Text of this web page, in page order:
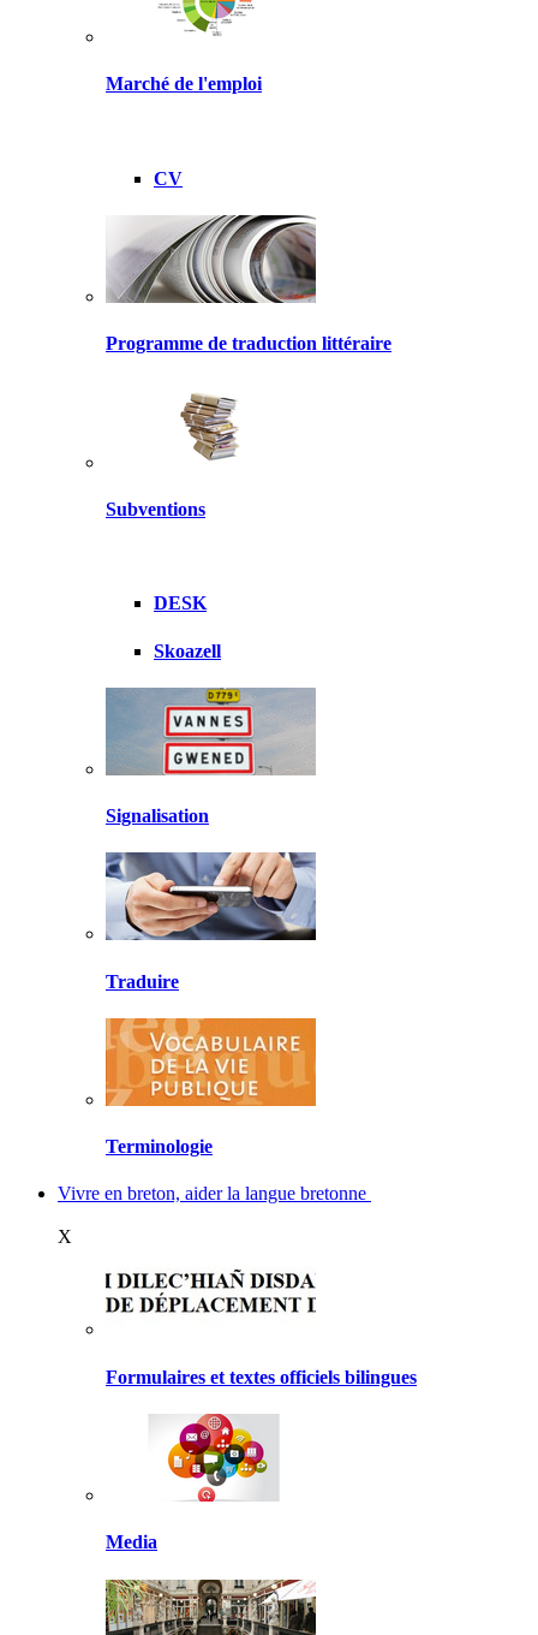
Marché de l'emploi
CV
Programme de traduction littéraire
Subventions
DESK
Skoazell
Signalisation
Traduire
Terminologie
Vivre en breton, aider la langue bretonne
X
Formulaires et textes officiels bilingues
Media